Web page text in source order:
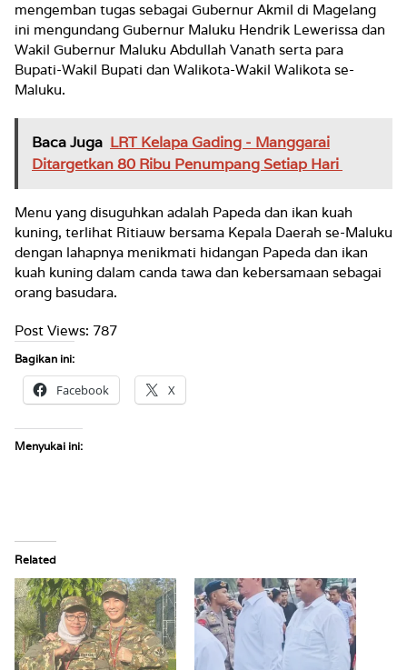
mengemban tugas sebagai Gubernur Akmil di Magelang
ini mengundang Gubernur Maluku Hendrik Lewerissa dan
Wakil Gubernur Maluku Abdullah Vanath serta para
Bupati-Wakil Bupati dan Walikota-Wakil Walikota se-
Maluku.
Baca Juga LRT Kelapa Gading - Manggarai
Ditargetkan 80 Ribu Penumpang Setiap Hari
Menu yang disuguhkan adalah Papeda dan ikan kuah
kuning, terlihat Ritiauw bersama Kepala Daerah se-Maluku
dengan lahapnya menikmati hidangan Papeda dan ikan
kuah kuning dalam canda tawa dan kebersamaan sebagai
orang basudara.
Post Views: 787
Bagikan ini:
Facebook X
Menyukai ini:
Related